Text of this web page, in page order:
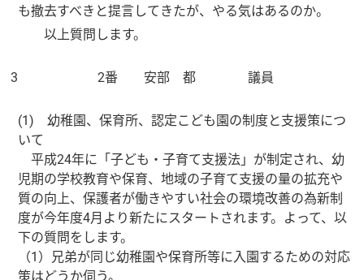
も撤去すべきと提言してきたが、やる気はあるのか。
以上質問します。
3 2番 安部 都 議員
(1) 幼稚園、保育所、認定こども園の制度と支援策につ
いて
平成24年に「子ども・子育て支援法」が制定され、幼
児期の学校教育や保育、地域の子育て支援の量の拡充や
質の向上、保護者が働きやすい社会の環境改善の為新制
度が今年度4月より新たにスタートされます。よって、以
下の質問をします。
（1）兄弟が同じ幼稚園や保育所等に入園するための対応
策はどうか伺う。